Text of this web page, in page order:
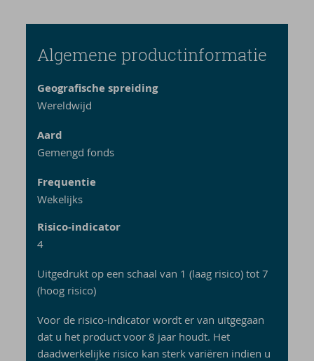
Al­ge­me­ne pro­duct­in­for­ma­tie
Geografische spreiding
Wereldwijd
Aard
Gemengd fonds
Frequentie
Wekelijks
Risico-indicator
4
Uitgedrukt op een schaal van 1 (laag risico) tot 7
(hoog risico)
Voor de risico-indicator wordt er van uitgegaan
dat u het product voor 8 jaar houdt. Het
daadwerkelijke risico kan sterk variëren indien u